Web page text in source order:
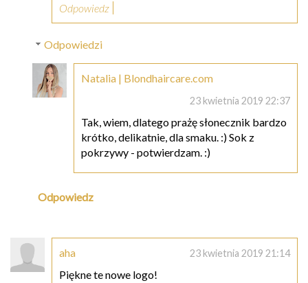
Odpowiedz
Odpowiedzi
Natalia | Blondhaircare.com
23 kwietnia 2019 22:37
Tak, wiem, dlatego prażę słonecznik bardzo
krótko, delikatnie, dla smaku. :) Sok z
pokrzywy - potwierdzam. :)
Odpowiedz
aha 23 kwietnia 2019 21:14
Piękne te nowe logo!